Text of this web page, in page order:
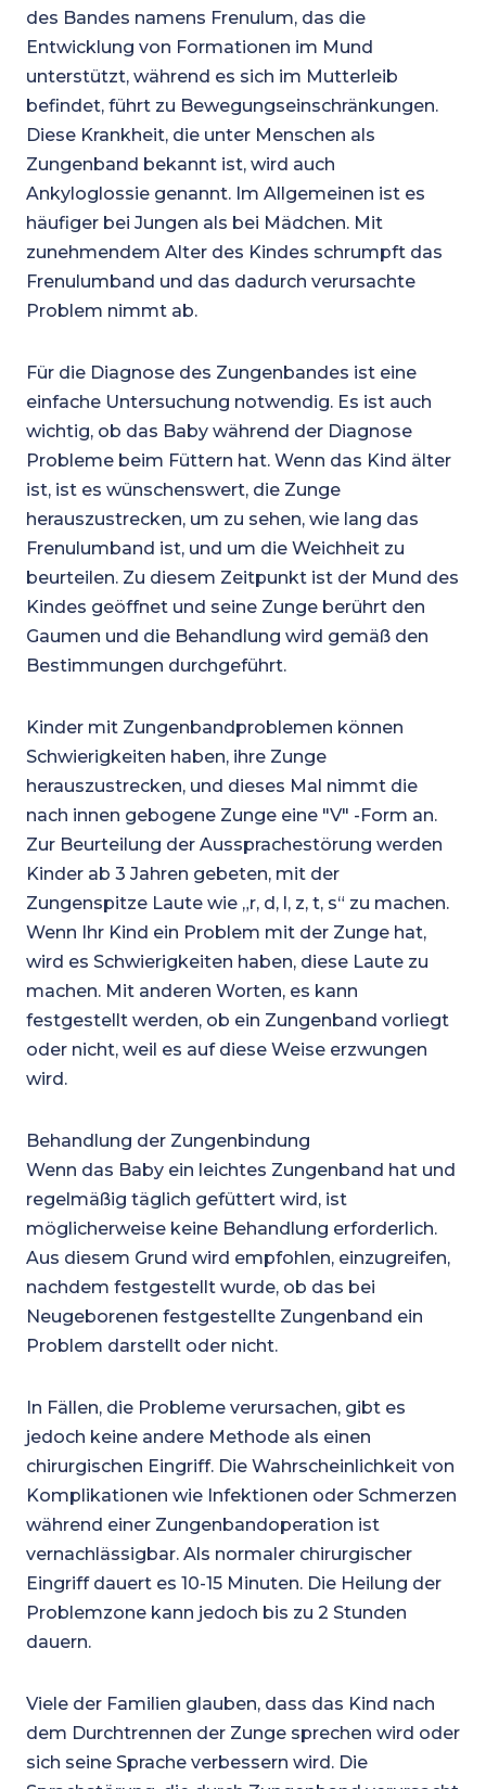
des Bandes namens Frenulum, das die
Entwicklung von Formationen im Mund
unterstützt, während es sich im Mutterleib
befindet, führt zu Bewegungseinschränkungen.
Diese Krankheit, die unter Menschen als
Zungenband bekannt ist, wird auch
Ankyloglossie genannt. Im Allgemeinen ist es
häufiger bei Jungen als bei Mädchen. Mit
zunehmendem Alter des Kindes schrumpft das
Frenulumband und das dadurch verursachte
Problem nimmt ab.
Für die Diagnose des Zungenbandes ist eine
einfache Untersuchung notwendig. Es ist auch
wichtig, ob das Baby während der Diagnose
Probleme beim Füttern hat. Wenn das Kind älter
ist, ist es wünschenswert, die Zunge
herauszustrecken, um zu sehen, wie lang das
Frenulumband ist, und um die Weichheit zu
beurteilen. Zu diesem Zeitpunkt ist der Mund des
Kindes geöffnet und seine Zunge berührt den
Gaumen und die Behandlung wird gemäß den
Bestimmungen durchgeführt.
Kinder mit Zungenbandproblemen können
Schwierigkeiten haben, ihre Zunge
herauszustrecken, und dieses Mal nimmt die
nach innen gebogene Zunge eine "V" -Form an.
Zur Beurteilung der Aussprachestörung werden
Kinder ab 3 Jahren gebeten, mit der
Zungenspitze Laute wie „r, d, l, z, t, s“ zu machen.
Wenn Ihr Kind ein Problem mit der Zunge hat,
wird es Schwierigkeiten haben, diese Laute zu
machen. Mit anderen Worten, es kann
festgestellt werden, ob ein Zungenband vorliegt
oder nicht, weil es auf diese Weise erzwungen
wird.
Behandlung der Zungenbindung
Wenn das Baby ein leichtes Zungenband hat und
regelmäßig täglich gefüttert wird, ist
möglicherweise keine Behandlung erforderlich.
Aus diesem Grund wird empfohlen, einzugreifen,
nachdem festgestellt wurde, ob das bei
Neugeborenen festgestellte Zungenband ein
Problem darstellt oder nicht.
In Fällen, die Probleme verursachen, gibt es
jedoch keine andere Methode als einen
chirurgischen Eingriff. Die Wahrscheinlichkeit von
Komplikationen wie Infektionen oder Schmerzen
während einer Zungenbandoperation ist
vernachlässigbar. Als normaler chirurgischer
Eingriff dauert es 10-15 Minuten. Die Heilung der
Problemzone kann jedoch bis zu 2 Stunden
dauern.
Viele der Familien glauben, dass das Kind nach
dem Durchtrennen der Zunge sprechen wird oder
sich seine Sprache verbessern wird. Die